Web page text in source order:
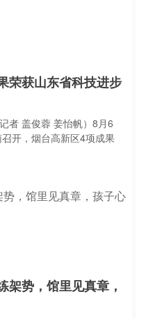
荣获山东省科技进步
者 盖俊蓉 姜怡帆）8月6
开，烟台高新区4项成果
架势，馆里见真章，